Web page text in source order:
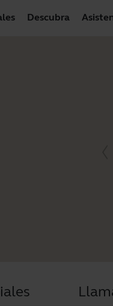
Descubra